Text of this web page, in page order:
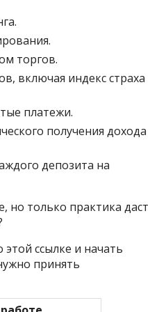
торгов.
включая индекс страха
платежи.
получения дохода
депозита на
но только практика даст
ссылке и начать
принять